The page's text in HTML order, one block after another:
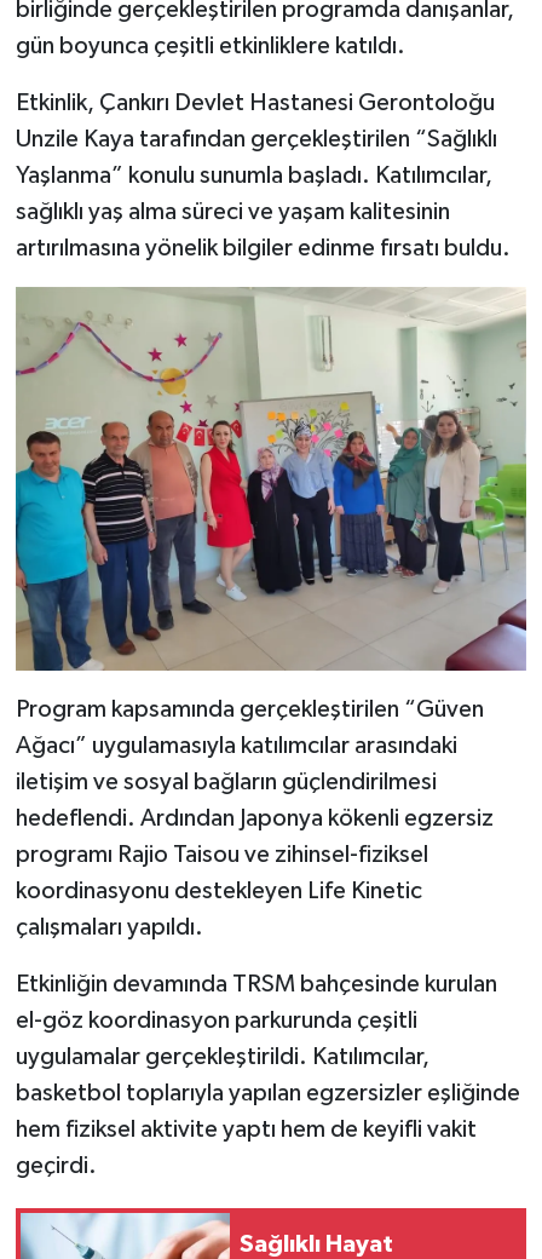
birliğinde gerçekleştirilen programda danışanlar,
gün boyunca çeşitli etkinliklere katıldı.
Etkinlik, Çankırı Devlet Hastanesi Gerontoloğu
Unzile Kaya tarafından gerçekleştirilen “Sağlıklı
Yaşlanma” konulu sunumla başladı. Katılımcılar,
sağlıklı yaş alma süreci ve yaşam kalitesinin
artırılmasına yönelik bilgiler edinme fırsatı buldu.
Program kapsamında gerçekleştirilen “Güven
Ağacı” uygulamasıyla katılımcılar arasındaki
iletişim ve sosyal bağların güçlendirilmesi
hedeflendi. Ardından Japonya kökenli egzersiz
programı Rajio Taisou ve zihinsel-fiziksel
koordinasyonu destekleyen Life Kinetic
çalışmaları yapıldı.
Etkinliğin devamında TRSM bahçesinde kurulan
el-göz koordinasyon parkurunda çeşitli
uygulamalar gerçekleştirildi. Katılımcılar,
basketbol toplarıyla yapılan egzersizler eşliğinde
hem fiziksel aktivite yaptı hem de keyifli vakit
geçirdi.
Sağlıklı Hayat